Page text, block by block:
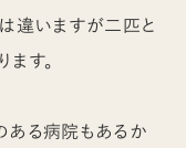
違いますが二匹と
す。
ある病院もあるか